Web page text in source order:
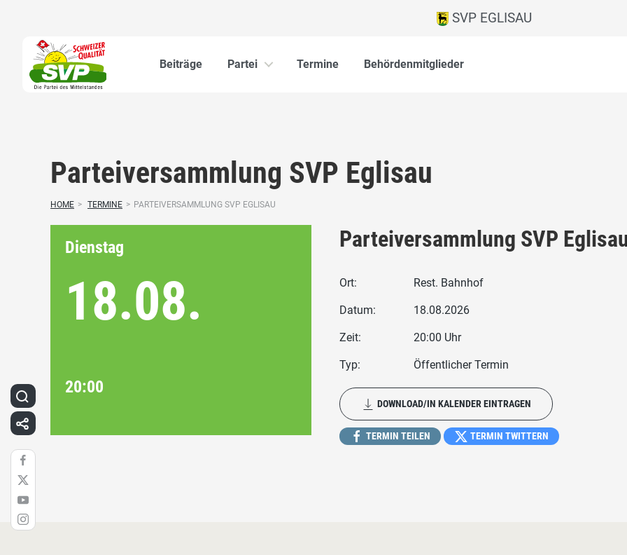
SVP EGLISAU
Beiträge Partei Termine Behördenmitglieder
Parteiversammlung SVP Eglisau
HOME > TERMINE > PARTEIVERSAMMLUNG SVP EGLISAU
Dienstag
18.08.
20:00
Parteiversammlung SVP
Ort: Rest. Bahnhof
Datum: 18.08.2026
Zeit: 20:00 Uhr
Typ: Öffentlicher Termin
DOWNLOAD/IN KALENDER EINTRAGEN
TERMIN TEILEN TERMIN TWITTERN